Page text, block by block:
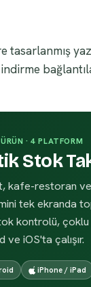
tasarlanmış
· 4 PLATFORM
Stok
kafe-restoran
tek ekranda
kontrolü,
ve iOS'ta çalışır.
iPhone / iPad